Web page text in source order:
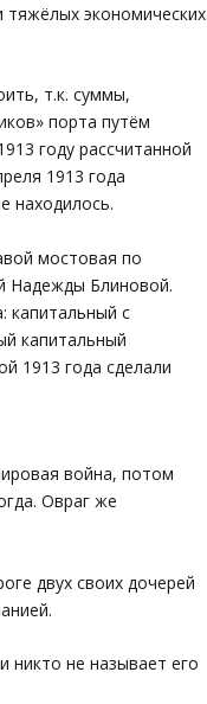
экономических
т.к. суммы,
порта путём
году рассчитанной
1913 года
находилось.
мостовая по
Надежды Блиновой.
капитальный с
капитальный
1913 года сделали
война, потом
Овраг же
двух своих дочерей
никто не называет его